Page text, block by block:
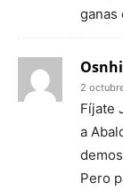
ganas
2
Fíjate
a
Pero